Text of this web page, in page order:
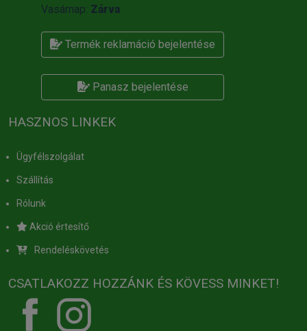
Vasárnap: Zárva
Termék reklamáció bejelentése
Panasz bejelentése
HASZNOS LINKEK
Ügyfélszolgálat
Szállítás
Rólunk
Akció értesítő
Rendeléskövetés
CSATLAKOZZ HOZZÁNK ÉS KÖVESS MINKET!